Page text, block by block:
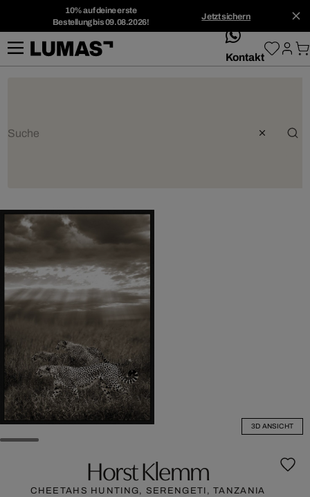
10% auf deine erste
Bestellung bis 09.08.2026!
Jetzt sichern
whatsApp
Kontakt
3D ANSICHT
Horst Klemm
CHEETAHS HUNTING, SERENGETI, TANZANIA